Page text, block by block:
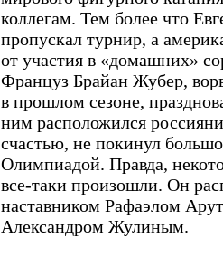
коллегам. Тем более что
пропускал турнир, а
от участия в «домашних»
Француз Брайан Жубер,
в прошлом сезоне,
ним расположился
счастью, не покинул
Олимпиадой. Правда,
все-таки произошли. Он
наставником Рафаэлом
Александром Жулиным.